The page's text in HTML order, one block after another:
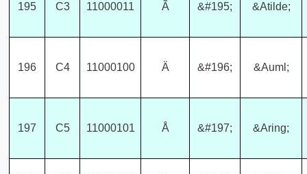
195 C3 11000011 Ã &#195; &Atilde;
196 C4 11000100 Ä &#196; &Auml;
197 C5 11000101 Å &#197; &Aring;